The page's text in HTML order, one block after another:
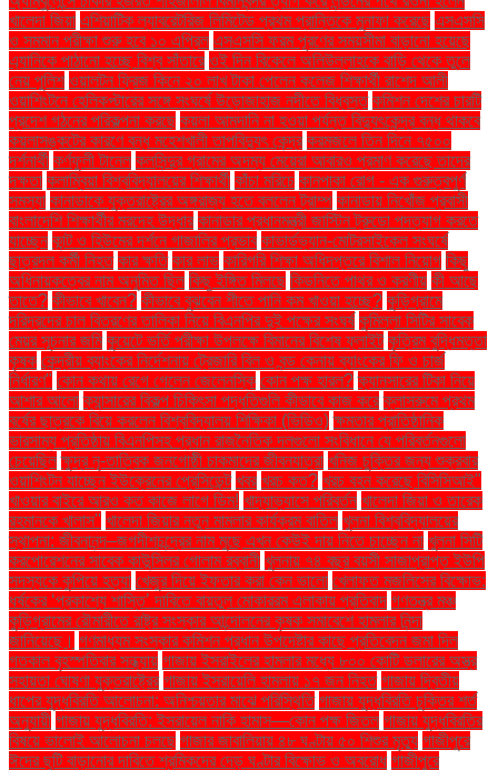
খালেদা জিয়া এশিয়াটিক ল্যাবরেটরিজ লিমিটেড প্রথম প্রান্তিকে মুনাফা করেছে এসএসসি
ও সমমান পরীক্ষা শুরু হবে ১০ এপ্রিল এসএসসি ফরম পূরণের সময়সীমা বাড়ানো হয়েছে
এ্যানিকে পাঠানো হচ্ছে বিশ্ব সাঁতারে ওই দিন বিকেলে অলিউল্লাহকে বাড়ি থেকে তুলে
নেয় পুলিশ ওয়ালটন ফ্রিজ কিনে ২০ লাখ টাকা পেলেন কলেজ শিক্ষার্থী রাশেদ আলী
ওয়াশিংটনে হেলিকপ্টারের সঙ্গে সংঘর্ষে উড়োজাহাজ নদীতে বিধ্বস্ত কমিশন দেশের চারটি
প্রদেশ গঠনের পরিকল্পনা করছে কয়লা আমদানি না হওয়া পর্যন্ত বিদ্যুৎকেন্দ্র বন্ধ থাকবে
কয়লাসঙ্কটের কারণে বন্ধ মহেশখালী তাপবিদ্যুৎ কেন্দ্র করমজলে তিন দিনে ৭৫০০
দর্শনার্থী কর্ণফুলী টানেল কলসিন্দুর গ্রামের অদম্য মেয়েরা আবারও প্রমাণ করেছে তাদের
দক্ষতা কলাম্বিয়া বিশ্ববিদ্যালয়ের শিক্ষার্থী কাঁচা মরিচে কানপাকা রোগ - এক গুরুত্বপুর্ণ
সমস্যা কানাডাকে যুক্তরাষ্ট্রের অঙ্গরাজ্য হতে বললেন ট্রাম্প কানাডায় নিখোঁজ প্রবাসী
বাংলাদেশি শিক্ষার্থীর মরদেহ উদ্ধার কানাডার প্রধানমন্ত্রী জাস্টিন ট্রুডো পদত্যাগ করতে
যাচ্ছেন কান্ট ও হিউমের দর্শনে গাজালির প্রভাব কাভার্ডভ্যান-মোটরসাইকেল সংঘর্ষে
ছাত্রদল কর্মী নিহত কার ক্ষতি কার লাভ কারিগরি শিক্ষা অধিদপ্তরে বিশাল নিয়োগ কিছু
অধিনায়কত্বের নাম অনুমিত ছিল কিছু ইঙ্গিত মিলছে কিডনিতে পাথর ও করণীয় কী আছে
তাতে? কীভাবে খাবেন? কীভাবে বুঝবেন শীতে পানি কম খাওয়া হচ্ছে? কুড়িগ্রামে
দরিদ্রদের চাল বিতরণের তালিকা নিয়ে বিএনপির দুই পক্ষের সংঘর্ষ কুমিল্লা সিটির সাবেক
মেয়র সূচনার জমি কুয়েটে ভর্তি পরীক্ষা উপলক্ষে বিমানের বিশেষ ফ্লাইট কৃত্রিম বুদ্ধিমত্তা
কৃষক কেন্দ্রীয় ব্যাংকের নির্দেশনায় ট্রেজারি বিল ও বন্ড কেনায় ব্যাংকের ফি ও চার্জ
নির্ধারণ" কোন কথায় রেগে গেলেন জেলেনস্কি কোন পক্ষ হারল? ক্যানসারের টিকা নিয়ে
আশার আলো ক্যান্সারের বিকল্প চিকিৎসা পদ্ধতিগুলি কীভাবে কাজ করে ক্লাসরুমে প্রথম
বর্ষের ছাত্রকে বিয়ে করলেন বিশ্ববিদ্যালয় শিক্ষিকা (ভিডিও) ক্ষমতার প্রাতিষ্ঠানিক
ভারসাম্য প্রতিষ্ঠায় বিএনপিসহ প্রধান রাজনৈতিক দলগুলো সংবিধানে যে পরিবর্তনগুলো
চেয়েছিল ক্ষুদ্র নৃ-তাত্বিক জনগোষ্ঠী চাকমাদের জীবনযাত্রা খনিজ চুক্তির জন্য শুক্রবার
ওয়াশিংটন যাচ্ছেন ইউক্রেনের প্রেসিডেন্ট খবর খরচ কত? খরচ বহন করেছে বিসিসিআই"
খাওয়ার বাইরে আরও কত কাজে লাগে ডিম! খাদ্যাভ্যাসে পরিবর্তন খালেদা জিয়া ও তারেক
রহমানকে খালাস'' খালেদা জিয়ার নতুন মামলার কার্যক্রম বাতিল খুলনা বিশ্ববিদ্যালয়ের
স্থাপনা: জীবনানন্দ–জগদীশচন্দ্রের নাম মুছে এখন কেউই দায় নিতে চাচ্ছেন না খুলনা সিটি
করপোরেশনের সাবেক কাউন্সিলর গোলাম রব্বানী খুলনায় ৭৪ বছর বয়সী সাজাপ্রাপ্ত ইউপি
সদস্যকে কুপিয়ে হত্যা খেজুর দিয়ে ইফতার করা কেন ভালো খেলাফত মজলিসের বিক্ষোভ:
ধর্ষকের ‘প্রকাশ্যে শাস্তি’ দাবিতে বায়তুল মোকাররম এলাকায় প্রতিবাদ গণতন্ত্র মঞ্চ
কুড়িগ্রামের রৌমারীতে রাষ্ট্র সংস্কার আন্দোলনের কৃষক সমাবেশে হামলার নিন্দা
জানিয়েছে। গণমাধ্যম সংস্কার কমিশন প্রধান উপদেষ্টার কাছে প্রতিবেদন জমা দিল
গতকাল বৃহস্পতিবার সন্ধ্যায় গাজায় ইসরাইলের হামলার মধ্যে ৮০০ কোটি ডলারের অস্ত্র
সহায়তা ঘোষণা যুক্তরাষ্ট্রের গাজায় ইসরায়েলি হামলায় ১৭ জন নিহত গাজায় দ্বিতীয়
ধাপের যুদ্ধবিরতি আলোচনা: অনিশ্চয়তার মাঝে পরিস্থিতি গাজায় যুদ্ধবিরতি চুক্তির শর্ত
অনুযায়ী গাজায় যুদ্ধবিরতি: ইসরায়েল নাকি হামাস—কোন পক্ষ জিতল গাজায় যুদ্ধবিরতির
বিষয়ে ভালোই আলোচনা চলছে গাজার জাবালিয়ায় ৪৮ ঘণ্টায় ৫০ শিশুর মৃত্যু গাজীপুরে
ঈদের ছুটি বাড়ানোর দাবিতে শ্রমিকদের দেড় ঘণ্টার বিক্ষোভ ও অবরোধ গাজীপুরে